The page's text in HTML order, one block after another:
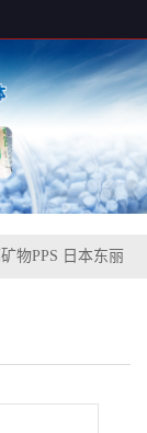
物PPS 日本东丽